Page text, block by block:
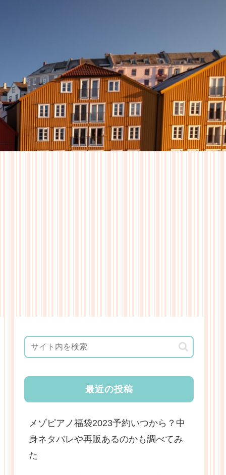
最近の投稿
メゾピアノ福袋2023予約いつから？中
身ネタバレや再販あるのかも調べてみ
た